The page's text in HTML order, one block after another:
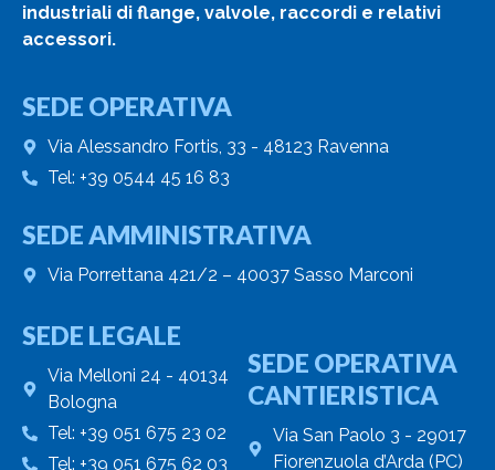
industriali di flange, valvole, raccordi e relativi
accessori.
SEDE OPERATIVA
Via Alessandro Fortis, 33 - 48123 Ravenna
Tel: +39 0544 45 16 83
SEDE AMMINISTRATIVA
Via Porrettana 421/2 – 40037 Sasso Marconi
SEDE LEGALE
Via Melloni 24 - 40134
Bologna
Tel: +39 051 675 23 02
Tel: +39 051 675 62 03
SEDE OPERATIVA
CANTIERISTICA
Via San Paolo 3 - 29017
Fiorenzuola d’Arda (PC)